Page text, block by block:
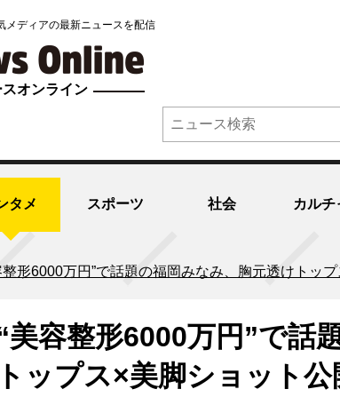
メディアの最新ニュースを配信
オンライン
タメ スポーツ 社会 カルチ
整形6000万円”で話題の福岡みなみ、胸元透けトッ
美容整形6000万円”で話
トップス×美脚ショット